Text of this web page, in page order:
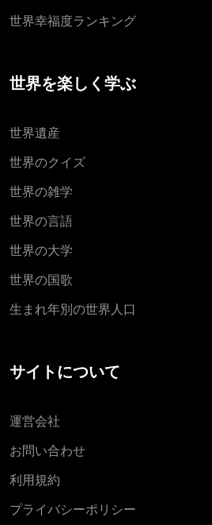
世界幸福度ランキング
世界を楽しく学ぶ
世界遺産
世界のクイズ
世界の雑学
世界の言語
世界の大学
世界の国歌
生まれ年別の世界人口
サイトについて
運営会社
お問い合わせ
利用規約
プライバシーポリシー